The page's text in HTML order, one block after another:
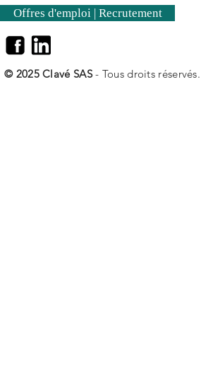
Offres d'emploi | Recrutement
© 2025 Clavé SAS- Tous droits réservés.